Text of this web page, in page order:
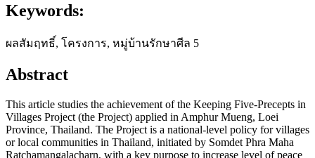
Keywords:
ผลสัมฤทธิ์, โครงการ, หมู่บ้านรักษาศีล 5
Abstract
This article studies the achievement of the Keeping Five-Precepts in
Villages Project (the Project) applied in Amphur Mueng, Loei
Province, Thailand. The Project is a national-level policy for villages
or local communities in Thailand, initiated by Somdet Phra Maha
Ratchamangalacharn, with a key purpose to increase level of peace